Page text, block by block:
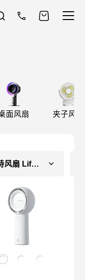
面风扇 夹子风扇
手持风扇 Life5 Plus